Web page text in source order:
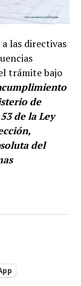
las directivas
trámite bajo
de
de la Ley
del